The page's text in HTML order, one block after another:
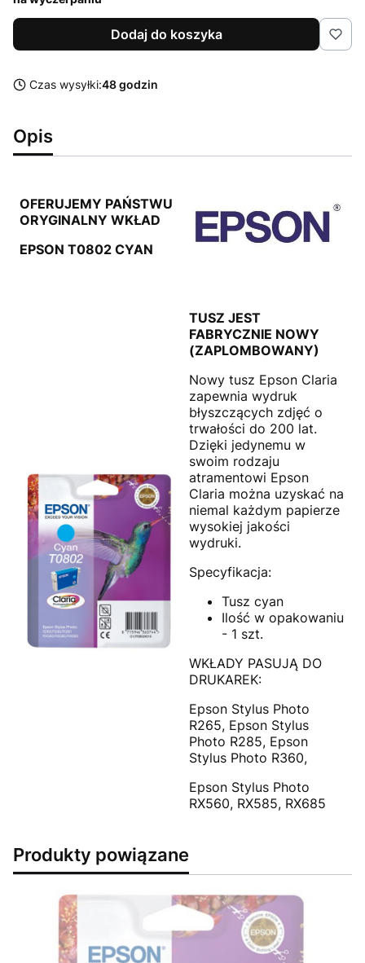
Dodaj do koszyka
Czas wysyłki:48 godzin
Opis
OFERUJEMY PAŃSTWU
ORYGINALNY WKŁAD
EPSON T0802 CYAN
TUSZ JEST
FABRYCZNIE NOWY
(ZAPLOMBOWANY)
Nowy tusz Epson Claria
zapewnia wydruk
błyszczących zdjęć o
trwałości do 200 lat.
Dzięki jedynemu w
swoim rodzaju
atramentowi Epson
Claria można uzyskać na
niemal każdym papierze
wysokiej jakości
wydruki.
Specyfikacja:
Tusz cyan
Ilość w opakowaniu
- 1 szt.
WKŁADY PASUJĄ DO
DRUKAREK:
Epson Stylus Photo
R265, Epson Stylus
Photo R285, Epson
Stylus Photo R360,
Epson Stylus Photo
RX560, RX585, RX685
Produkty powiązane